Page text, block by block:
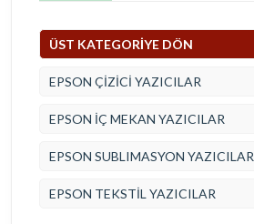
ÜST KATEGORİYE DÖN
EPSON ÇİZİCİ YAZICILAR
EPSON İÇ MEKAN YAZICILAR
EPSON SUBLIMASYON YAZICILAR
EPSON TEKSTİL YAZICILAR